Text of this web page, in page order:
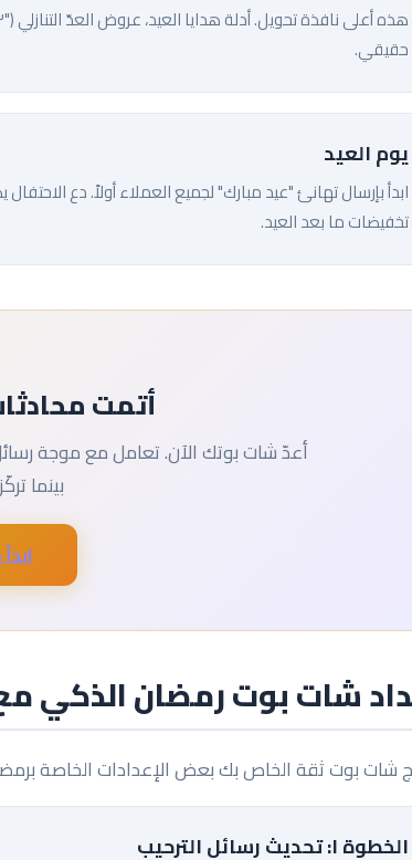
حقيقي.
يوم العيد
تخفيضات ما بعد العيد.
أتمت
بينما
شات بوت رمضان الذكي
شات بوت ثقة الخاص بك بعض الإعدادات الخاصة
الخطوة ١: تحديث رسائل الترحيب